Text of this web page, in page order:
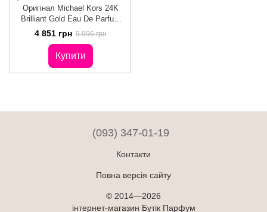
Оригінал Michael Kors 24K
Brilliant Gold Eau De Parfum
50ml Жіночі Парфуми Майкл
Корс 24К Бриліант Голд
Золотий Бриліант
4 851 грн 5 996 грн
Купити
(093) 347-01-19
Контакти
Повна версія сайту
© 2014—2026
інтернет-магазин Бутік Парфум